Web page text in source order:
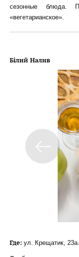
сезонные блюда.
«вегетарианское».
Білий Налив
Где: ул. Крещатик, 23а.